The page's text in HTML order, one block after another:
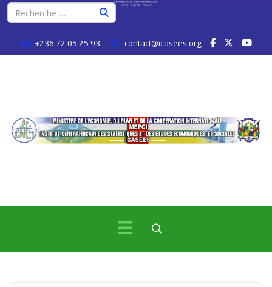
+236 72 05 25 93 contact@icasees.org